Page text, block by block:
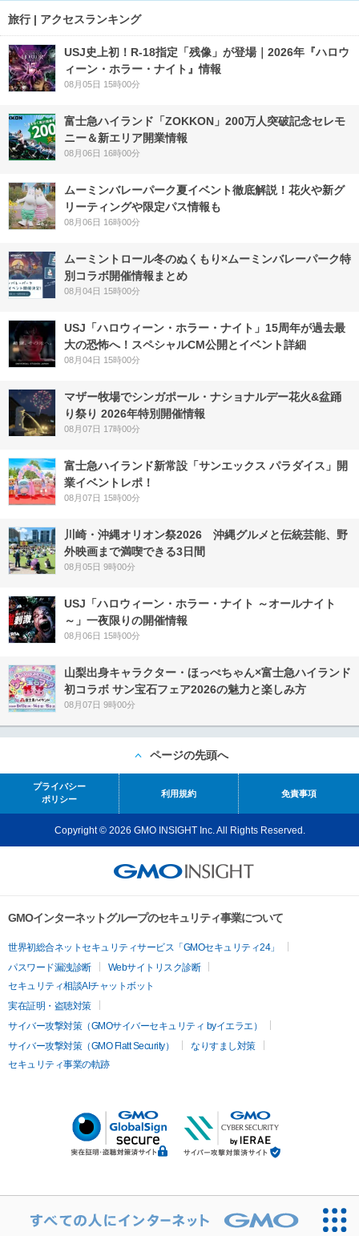
旅行 | アクセスランキング
USJ史上初！R-18指定「残像」が登場｜2026年『ハロウ
ィーン・ホラー・ナイト』情報
08月05日 15時00分
富士急ハイランド「ZOKKON」200万人突破記念セレモ
ニー＆新エリア開業情報
08月06日 16時00分
ムーミンバレーパーク夏イベント徹底解説！花火や新グ
リーティングや限定パス情報も
08月06日 16時00分
ムーミントロール冬のぬくもり×ムーミンバレーパーク特
別コラボ開催情報まとめ
08月04日 15時00分
USJ「ハロウィーン・ホラー・ナイト」15周年が過去最
大の恐怖へ！スペシャルCM公開とイベント詳細
08月04日 15時00分
マザー牧場でシンガポール・ナショナルデー花火&盆踊
り祭り 2026年特別開催情報
08月07日 17時00分
富士急ハイランド新常設「サンエックス パラダイス」開
業イベントレポ！
08月07日 15時00分
川崎・沖縄オリオン祭2026 沖縄グルメと伝統芸能、野
外映画まで満喫できる3日間
08月05日 9時00分
USJ「ハロウィーン・ホラー・ナイト ～オールナイト
～」一夜限りの開催情報
08月06日 15時00分
山梨出身キャラクター・ほっぺちゃん×富士急ハイランド
初コラボ サン宝石フェア2026の魅力と楽しみ方
08月07日 9時00分
ページの先頭へ
プライバシー
ポリシー
利用規約 免責事項
Copyright © 2026 GMO INSIGHT Inc. All Rights Reserved.
GMOインターネットグループのセキュリティ事業について
世界初総合ネットセキュリティサービス「GMOセキュリティ24」
パスワード漏洩診断
Webサイトリスク診断
セキュリティ相談AIチャットボット
実在証明・盗聴対策
サイバー攻撃対策（GMOサイバーセキュリティ byイエラエ）
サイバー攻撃対策（GMO Flatt Security）
なりすまし対策
セキュリティ事業の軌跡